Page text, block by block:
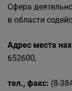
Сфера
в области
Адрес места
652600,
тел., факс: (8-